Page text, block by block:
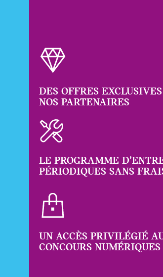
DES OFFRES
NOS PARTENAIRES
LE PROGRAMME
PÉRIODIQUES SANS
UN ACCÈS PRIVILÉGIÉ
CONCOURS NUMÉRIQUES